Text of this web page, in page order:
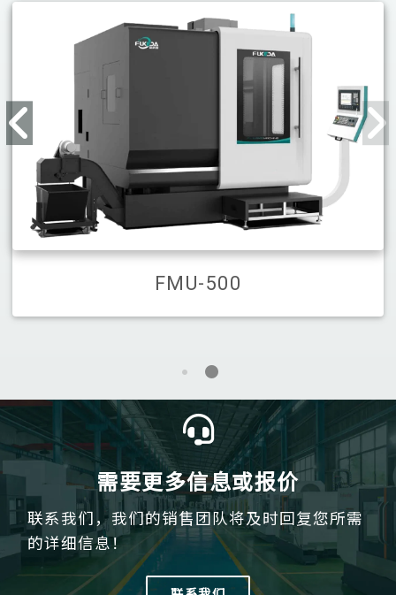
FMU-500
需要更多信息或报价
联系我们，我们的销售团队将及时回复您所需
的详细信息！